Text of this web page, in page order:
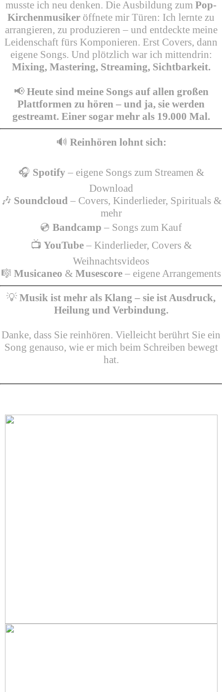
musste ich neu denken. Die Ausbildung zum Pop-
Kirchenmusiker öffnete mir Türen: Ich lernte zu
arrangieren, zu produzieren – und entdeckte meine
Leidenschaft fürs Komponieren. Erst Covers, dann
eigene Songs. Und plötzlich war ich mittendrin:
Mixing, Mastering, Streaming, Sichtbarkeit.
📢Heute sind meine Songs auf allen großen
Plattformen zu hören – und ja, sie werden
gestreamt. Einer sogar mehr als 19.000 Mal.
🔊 Reinhören lohnt sich:
🎧 Spotify – eigene Songs zum Streamen &
Download
🎶 Soundcloud– Covers, Kinderlieder, Spirituals &
mehr
💿 Bandcamp – Songs zum Kauf
📺 YouTube – Kinderlieder, Covers &
Weihnachtsvideos
🎼 Musicaneo & Musescore – eigene Arrangements
💡Musik ist mehr als Klang – sie ist Ausdruck,
Heilung und Verbindung.
Danke, dass Sie reinhören. Vielleicht berührt Sie ein
Song genauso, wie er mich beim Schreiben bewegt
hat.